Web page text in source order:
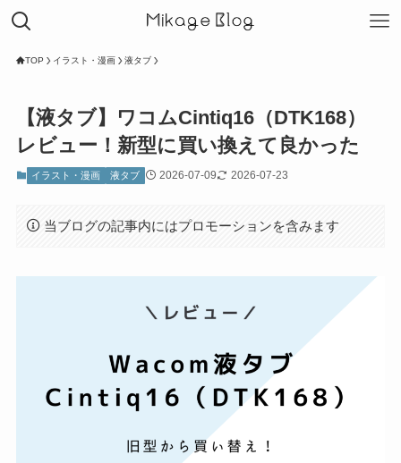
TOP イラスト・漫画 液タブ
【液タブ】ワコムCintiq16（DTK168）
レビュー！新型に買い換えて良かった
イラスト・漫画 液タブ 2026-07-09 2026-07-23
当ブログの記事内にはプロモーションを含みます